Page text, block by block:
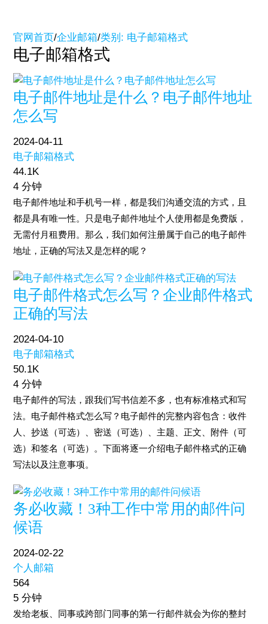
官网首页/企业邮箱/类别: 电子邮箱格式
电子邮箱格式
电子邮件地址是什么？电子邮件地址
怎么写
2024-04-11
电子邮箱格式
44.1K
4 分钟
电子邮件地址和手机号一样，都是我们沟通交流的方式，且
都是具有唯一性。只是电子邮件地址个人使用都是免费版，
无需付月租费用。那么，我们如何注册属于自己的电子邮件
地址，正确的写法又是怎样的呢？
电子邮件格式怎么写？企业邮件格式
正确的写法
2024-04-10
电子邮箱格式
50.1K
4 分钟
电子邮件的写法，跟我们写书信差不多，也有标准格式和写
法。电子邮件格式怎么写？电子邮件的完整内容包含：收件
人、抄送（可选）、密送（可选）、主题、正文、附件（可
选）和签名（可选）。下面将逐一介绍电子邮件格式的正确
写法以及注意事项。
务必收藏！3种工作中常用的邮件问
候语
2024-02-22
个人邮箱
564
5 分钟
发给老板、同事或跨部门同事的第一行邮件就会为你的整封